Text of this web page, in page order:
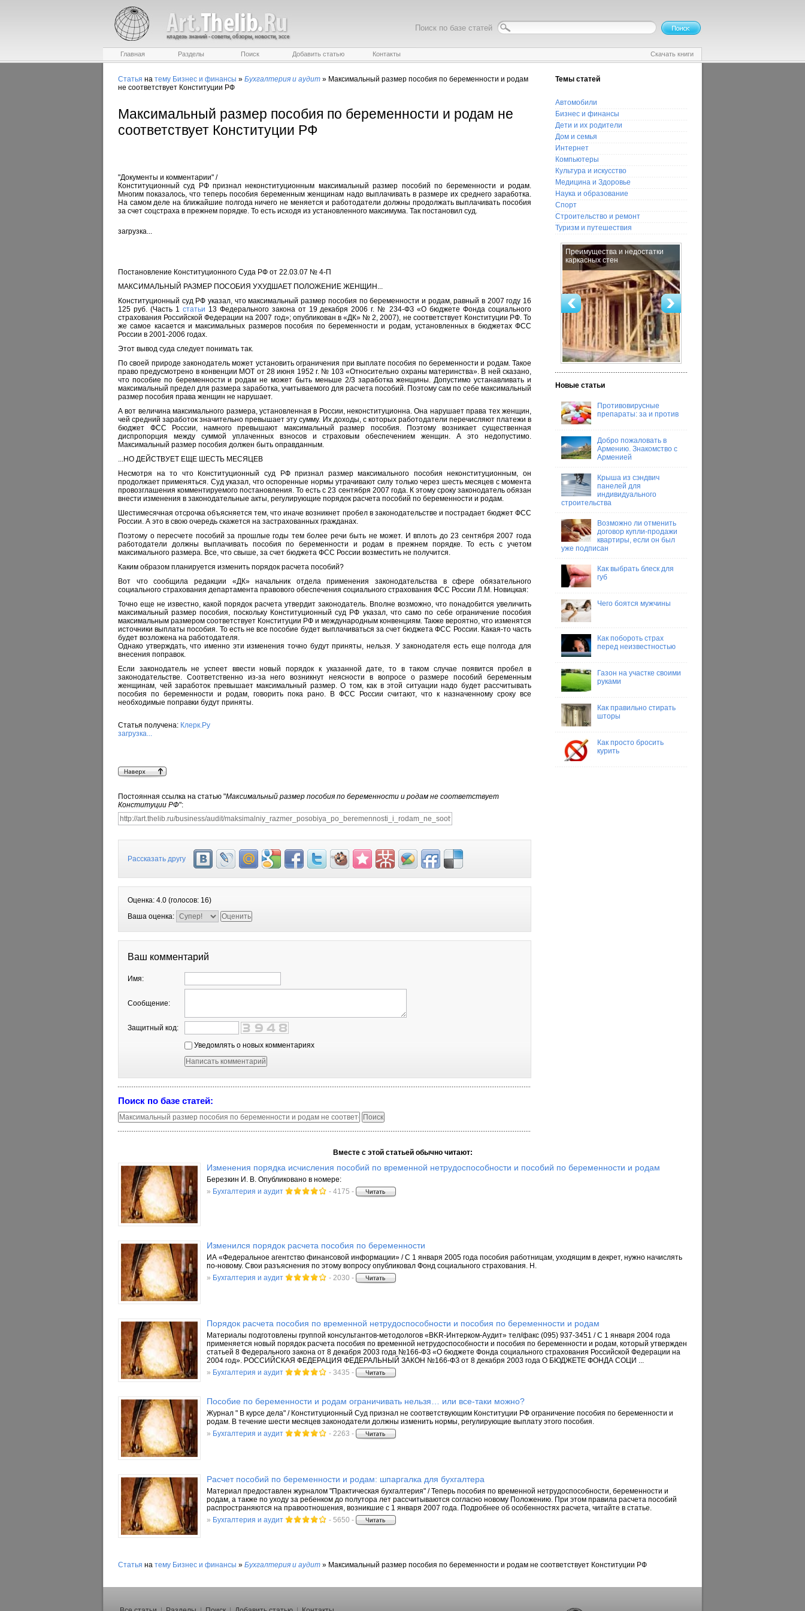
Поиск по базе статей
Главная Разделы Поиск Добавить статью Контакты Скачать книги
Статья на тему Бизнес и финансы » Бухгалтерия и аудит » Максимальный размер пособия по беременности и родам
не соответствует Конституции РФ
Максимальный размер пособия по беременности и родам не
соответствует Конституции РФ
"Документы и комментарии" /
Конституционный суд РФ признал неконституционным максимальный размер пособий по беременности и родам.
Многим показалось, что теперь пособия беременным женщинам надо выплачивать в размере их среднего заработка.
На самом деле на ближайшие полгода ничего не меняется и работодатели должны продолжать выплачивать пособия
за счет соцстраха в прежнем порядке. То есть исходя из установленного максимума. Так постановил суд.
загрузка...
Постановление Конституционного Суда РФ от 22.03.07 № 4-П
МАКСИМАЛЬНЫЙ РАЗМЕР ПОСОБИЯ УХУДШАЕТ ПОЛОЖЕНИЕ ЖЕНЩИН...
Конституционный суд РФ указал, что максимальный размер пособия по беременности и родам, равный в 2007 году 16
125 руб. (Часть 1 статьи 13 Федерального закона от 19 декабря 2006 г. № 234-ФЗ «О бюджете Фонда социального
страхования Российской Федерации на 2007 год»; опубликован в «ДК» № 2, 2007), не соответствует Конституции РФ. То
же самое касается и максимальных размеров пособия по беременности и родам, установленных в бюджетах ФСС
России в 2001-2006 годах.
Этот вывод суда следует понимать так.
По своей природе законодатель может установить ограничения при выплате пособия по беременности и родам. Такое
право предусмотрено в конвенции МОТ от 28 июня 1952 г. № 103 «Относительно охраны материнства». В ней сказано,
что пособие по беременности и родам не может быть меньше 2/3 заработка женщины. Допустимо устанавливать и
максимальный предел для размера заработка, учитываемого для расчета пособий. Поэтому сам по себе максимальный
размер пособия права женщин не нарушает.
А вот величина максимального размера, установленная в России, неконституционна. Она нарушает права тех женщин,
чей средний заработок значительно превышает эту сумму. Их доходы, с которых работодатели перечисляют платежи в
бюджет ФСС России, намного превышают максимальный размер пособия. Поэтому возникает существенная
диспропорция между суммой уплаченных взносов и страховым обеспечением женщин. А это недопустимо.
Максимальный размер пособия должен быть оправданным.
...НО ДЕЙСТВУЕТ ЕЩЕ ШЕСТЬ МЕСЯЦЕВ
Несмотря на то что Конституционный суд РФ признал размер максимального пособия неконституционным, он
продолжает применяться. Суд указал, что оспоренные нормы утрачивают силу только через шесть месяцев с момента
провозглашения комментируемого постановления. То есть с 23 сентября 2007 года. К этому сроку законодатель обязан
внести изменения в законодательные акты, регулирующие порядок расчета пособий по беременности и родам.
Шестимесячная отсрочка объясняется тем, что иначе возникнет пробел в законодательстве и пострадает бюджет ФСС
России. А это в свою очередь скажется на застрахованных гражданах.
Поэтому о пересчете пособий за прошлые годы тем более речи быть не может. И вплоть до 23 сентября 2007 года
работодатели должны выплачивать пособия по беременности и родам в прежнем порядке. То есть с учетом
максимального размера. Все, что свыше, за счет бюджета ФСС России возместить не получится.
Каким образом планируется изменить порядок расчета пособий?
Вот что сообщила редакции «ДК» начальник отдела применения законодательства в сфере обязательного
социального страхования департамента правового обеспечения социального страхования ФСС России Л.М. Новицкая:
Точно еще не известно, какой порядок расчета утвердит законодатель. Вполне возможно, что понадобится увеличить
максимальный размер пособия, поскольку Конституционный суд РФ указал, что само по себе ограничение пособия
максимальным размером соответствует Конституции РФ и международным конвенциям. Также вероятно, что изменятся
источники выплаты пособия. То есть не все пособие будет выплачиваться за счет бюджета ФСС России. Какая-то часть
будет возложена на работодателя.
Однако утверждать, что именно эти изменения точно будут приняты, нельзя. У законодателя есть еще полгода для
внесения поправок.
Если законодатель не успеет ввести новый порядок к указанной дате, то в таком случае появится пробел в
законодательстве. Соответственно из-за него возникнут неясности в вопросе о размере пособий беременным
женщинам, чей заработок превышает максимальный размер. О том, как в этой ситуации надо будет рассчитывать
пособия по беременности и родам, говорить пока рано. В ФСС России считают, что к назначенному сроку все
необходимые поправки будут приняты.
Статья получена: Клерк.Ру
загрузка...
Постоянная ссылка на статью "Максимальный размер пособия по беременности и родам не соответствует
Конституции РФ":
Рассказать другу
Оценка: 4.0 (голосов: 16)
Ваша оценка:
Ваш комментарий
Имя:
Сообщение:
Защитный код:
Уведомлять о новых комментариях
Поиск по базе статей:
Темы статей
Автомобили
Бизнес и финансы
Дети и их родители
Дом и семья
Интернет
Компьютеры
Культура и искусство
Медицина и Здоровье
Наука и образование
Спорт
Строительство и ремонт
Туризм и путешествия
Преимущества и недостатки
каркасных стен
Новые статьи
Противовирусные
препараты: за и против
Добро пожаловать в
Армению. Знакомство с
Арменией
Крыша из сэндвич
панелей для
индивидуального
строительства
Возможно ли отменить
договор купли-продажи
квартиры, если он был
уже подписан
Как выбрать блеск для
губ
Чего боятся мужчины
Как побороть страх
перед неизвестностью
Газон на участке своими
руками
Как правильно стирать
шторы
Как просто бросить
курить
Вместе с этой статьей обычно читают:
Изменения порядка исчисления пособий по временной нетрудоспособности и пособий по беременности и родам
Березкин И. В. Опубликовано в номере:
» Бухгалтерия и аудит - 4175 -
Изменился порядок расчета пособия по беременности
ИА «Федеральное агентство финансовой информации» / С 1 января 2005 года пособия работницам, уходящим в декрет, нужно начислять
по-новому. Свои разъяснения по этому вопросу опубликовал Фонд социального страхования. Н.
» Бухгалтерия и аудит - 2030 -
Порядок расчета пособия по временной нетрудоспособности и пособия по беременности и родам
Материалы подготовлены группой консультантов-методологов «BKR-Интерком-Аудит» тел/факс (095) 937-3451 / С 1 января 2004 года
применяется новый порядок расчета пособия по временной нетрудоспособности и пособия по беременности и родам, который утвержден
статьей 8 Федерального закона от 8 декабря 2003 года №166-ФЗ «О бюджете Фонда социального страхования Российской Федерации на
2004 год». РОССИЙСКАЯ ФЕДЕРАЦИЯ ФЕДЕРАЛЬНЫЙ ЗАКОН №166-ФЗ от 8 декабря 2003 года О БЮДЖЕТЕ ФОНДА СОЦИ ...
» Бухгалтерия и аудит - 3435 -
Пособие по беременности и родам ограничивать нельзя… или все-таки можно?
Журнал " В курсе дела" / Конституционный Суд признал не соответствующим Конституции РФ ограничение пособия по беременности и
родам. В течение шести месяцев законодатели должны изменить нормы, регулирующие выплату этого пособия.
» Бухгалтерия и аудит - 2263 -
Расчет пособий по беременности и родам: шпаргалка для бухгалтера
Материал предоставлен журналом "Практическая бухгалтерия" / Теперь пособия по временной нетрудоспособности, беременности и
родам, а также по уходу за ребенком до полутора лет рассчитываются согласно новому Положению. При этом правила расчета пособий
распространяются на правоотношения, возникшие с 1 января 2007 года. Подробнее об особенностях расчета, читайте в статье.
» Бухгалтерия и аудит - 5650 -
Статья на тему Бизнес и финансы » Бухгалтерия и аудит » Максимальный размер пособия по беременности и родам не соответствует Конституции РФ